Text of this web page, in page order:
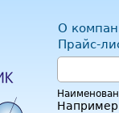
О
Прайс-